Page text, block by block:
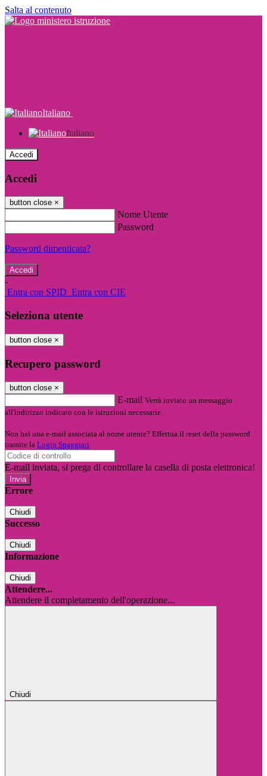
Salta al contenuto
Italiano
Italiano
Accedi
Accedi
button close ×
Nome Utente
Password
Password dimenticata?
-
Entra con SPID Entra con CIE
Seleziona utente
button close ×
Recupero password
button close ×
E-mail Verrà inviato un messaggio
all'indirizzo indicato con le istruzioni necessarie.
Non hai una e-mail associata al nome utente? Effettua il reset della password
tramite la Login Spaggiari
E-mail inviata, si prega di controllare la casella di posta elettronica!
Errore
Chiudi
Successo
Chiudi
Informazione
Chiudi
Attendere...
Attendere il completamento dell'operazione...
Chiudi